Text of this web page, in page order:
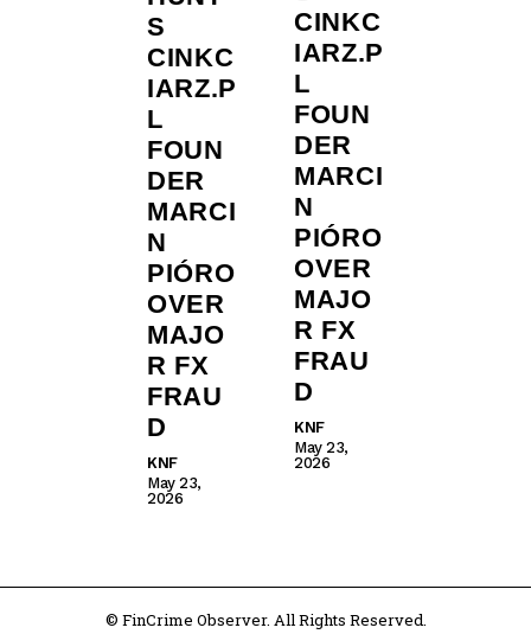
S
CINKC
IARZ.P
L
FOUN
DER
MARCI
N
PIÓRO
OVER
MAJO
R FX
FRAU
D
KNF
May 23,
2026
CINKC
IARZ.P
L
FOUN
DER
MARCI
N
PIÓRO
OVER
MAJO
R FX
FRAU
D
KNF
May 23,
2026
© FinCrime Observer. All Rights Reserved.